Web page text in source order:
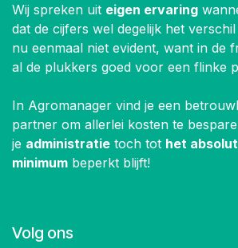
Wij spreken uit eigen ervaring
dat de cijfers wel degelijk het
nu eenmaal niet evident, want in de
al de plukkers goed voor een flinke
In Agromanager vind je een
partner om allerlei kosten te
je administratie toch tot het
minimum beperkt blijft!
Volg ons